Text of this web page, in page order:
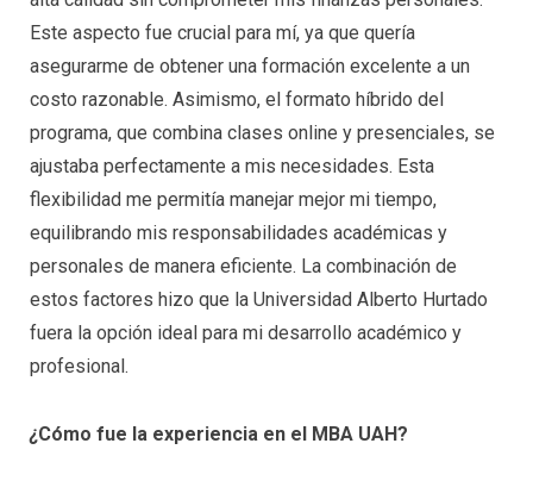
Este aspecto fue crucial para mí, ya que quería
asegurarme de obtener una formación excelente a un
costo razonable. Asimismo, el formato híbrido del
programa, que combina clases online y presenciales, se
ajustaba perfectamente a mis necesidades. Esta
flexibilidad me permitía manejar mejor mi tiempo,
equilibrando mis responsabilidades académicas y
personales de manera eficiente. La combinación de
estos factores hizo que la Universidad Alberto Hurtado
fuera la opción ideal para mi desarrollo académico y
profesional.
¿Cómo fue la experiencia en el MBA UAH?